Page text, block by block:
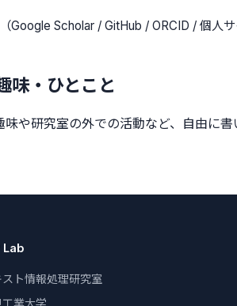
（Google Scholar / GitHub / ORCID / 個人サ
味・ひとこと
味や研究室の外での活動など、自由に書
Lab
スト情報処理研究室
業大学